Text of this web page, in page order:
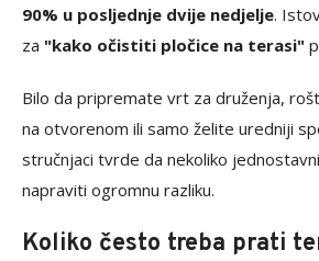
90% u posljednje dvije nedjelje.
za "kako očistiti pločice na terasi"
Bilo da pripremate vrt za druženja,
na otvorenom ili samo želite uredniji
stručnjaci tvrde da nekoliko
napraviti ogromnu razliku.
Koliko često treba prati